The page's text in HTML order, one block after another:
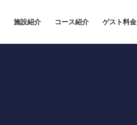
施設紹介 コース紹介 ゲスト料金